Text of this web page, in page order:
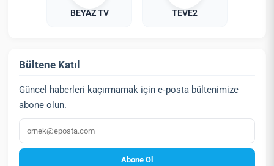
BEYAZ TV TEVE2
Bültene Katıl
Güncel haberleri kaçırmamak için e‑posta bültenimize
abone olun.
E‑posta
Abone Ol